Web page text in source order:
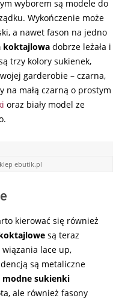
wyborem są modele do
Wykończenie może
a nawet fason na jedno
koktajlowa dobrze leżała i
trzy kolory sukienek,
garderobie – czarna,
na małą czarną o prostym
oraz biały model ze
ebutik.pl
kierować się również
są teraz
lace up,
są metaliczne
modne sukienki
ale również fasony